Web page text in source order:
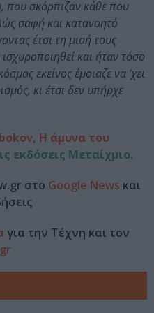
που σκόρπιζαν κάθε που
σαφή και κατανοητό
έτσι τη μισή τους
και ήταν τόσο
εκείνος έμοιαζε να ‘χει
κι έτσι δεν υπήρχε
Η άμυνα του
εκδόσεις Μεταίχμιο.
στο Google News και
για την Τέχνη και τον